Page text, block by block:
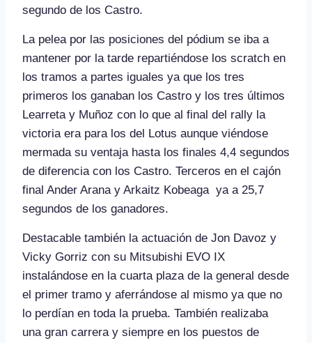
segundo de los Castro.
La pelea por las posiciones del pódium se iba a
mantener por la tarde repartiéndose los scratch en
los tramos a partes iguales ya que los tres
primeros los ganaban los Castro y los tres últimos
Learreta y Muñoz con lo que al final del rally la
victoria era para los del Lotus aunque viéndose
mermada su ventaja hasta los finales 4,4 segundos
de diferencia con los Castro. Terceros en el cajón
final Ander Arana y Arkaitz Kobeaga ya a 25,7
segundos de los ganadores.
Destacable también la actuación de Jon Davoz y
Vicky Gorriz con su Mitsubishi EVO IX
instalándose en la cuarta plaza de la general desde
el primer tramo y aferrándose al mismo ya que no
lo perdían en toda la prueba. También realizaba
una gran carrera y siempre en los puestos de